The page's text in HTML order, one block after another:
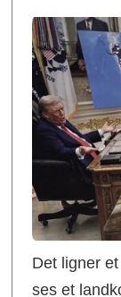
Det ligner
ses et